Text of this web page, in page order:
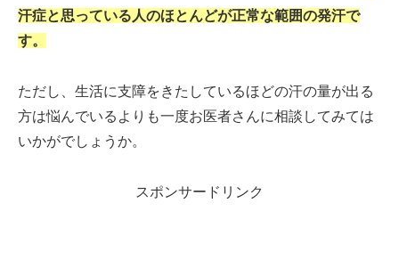
汗症と思っている人のほとんどが正常な範囲の発汗で
す。
ただし、生活に支障をきたしているほどの汗の量が出る
方は悩んでいるよりも一度お医者さんに相談してみては
いかがでしょうか。
スポンサードリンク